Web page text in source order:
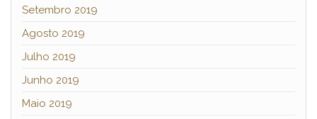
Setembro 2019
Agosto 2019
Julho 2019
Junho 2019
Maio 2019